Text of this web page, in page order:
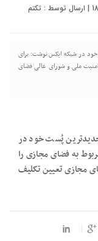
تکتم
خود در شبکه ایکس نوشت: برای
ملی و شورای عالی فضای
پُست خود در
به فضای مجازی را
مجازی تعیین تکلیف